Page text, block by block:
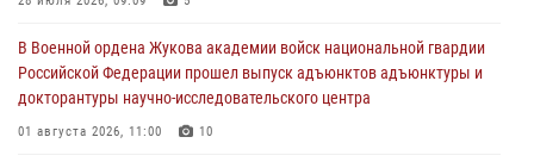
22 июля 2026, 09:41
Мастер‑класс по стрельбе: точность, тактика, профессионализм
20 июля 2026, 11:17
В Военной ордена Жукова академии войск национальной гвардии
Российской Федерации прошел выпуск адъюнктов адъюнктуры и
докторантуры научно-исследовательского центра
01 августа 2026, 11:00 10